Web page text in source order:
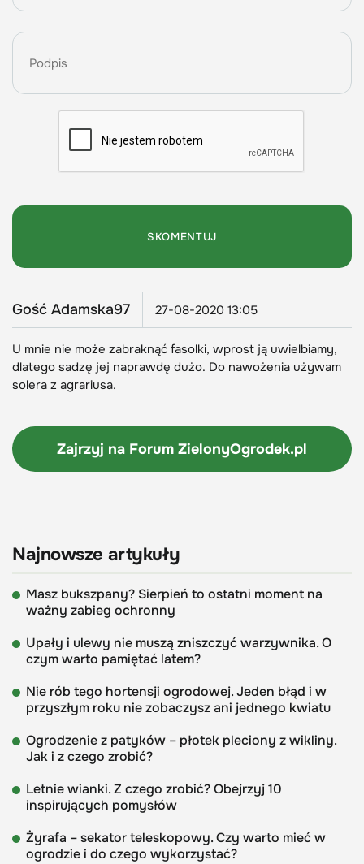
Gość Adamska97 27-08-2020 13:05
U mnie nie może zabraknąć fasolki, wprost ją uwielbiamy,
dlatego sadzę jej naprawdę dużo. Do nawożenia używam
solera z agrariusa.
Zajrzyj na Forum ZielonyOgrodek.pl
Najnowsze artykuły
Masz bukszpany? Sierpień to ostatni moment na
ważny zabieg ochronny
Upały i ulewy nie muszą zniszczyć warzywnika. O
czym warto pamiętać latem?
Nie rób tego hortensji ogrodowej. Jeden błąd i w
przyszłym roku nie zobaczysz ani jednego kwiatu
Ogrodzenie z patyków – płotek pleciony z wikliny.
Jak i z czego zrobić?
Letnie wianki. Z czego zrobić? Obejrzyj 10
inspirujących pomysłów
Żyrafa – sekator teleskopowy. Czy warto mieć w
ogrodzie i do czego wykorzystać?